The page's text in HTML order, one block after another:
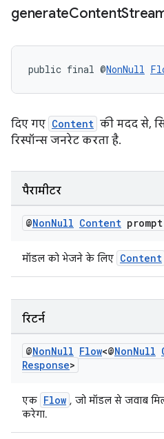
generateContent
public final @NonNull
दिए गए Content की मदद से,
रिस्पॉन्स जनरेट करता है.
पैरामीटर
@NonNull Content prompt
मॉडल को भेजने के लिए Content
रिटर्न
@NonNull Flow<@NonNull
Response>
एक Flow , जो मॉडल से जवाब
करेगा.